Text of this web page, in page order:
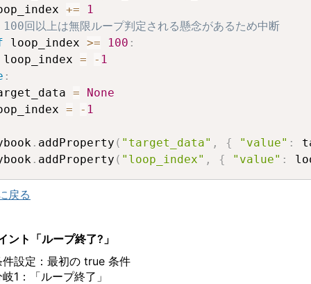
+=
1
回以上は無限ループ判定される懸念があるため中断
loop_index >= 100 :
loop_index
= - 1
:
=
None
= - 1
. addProperty ( "target_data" , { "value" :
. addProperty ( "loop_index" , { "value" :
戻る
ント「ループ終了? 」
件設定：最初の true 条件
岐1 ：「ループ終了」